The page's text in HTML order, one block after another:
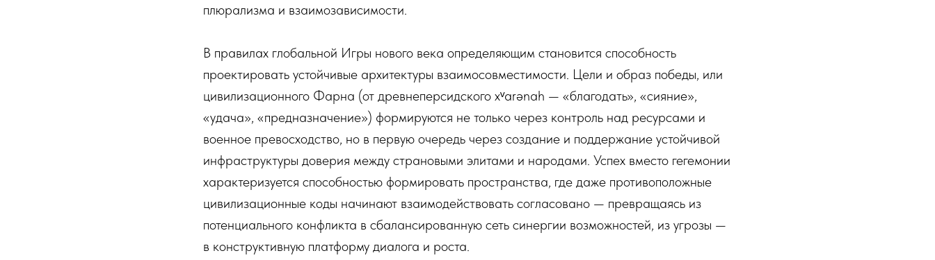
плюрализма и взаимозависимости.
В правилах глобальной Игры нового века определяющим становится способность
проектировать устойчивые архитектуры взаимосовместимости. Цели и образ победы, или
цивилизационного Фарна (от древнеперсидского xᵛarənah — «благодать», «сияние»,
«удача», «предназначение») формируются не только через контроль над ресурсами и
военное превосходство, но в первую очередь через создание и поддержание устойчивой
инфраструктуры доверия между страновыми элитами и народами. Успех вместо гегемонии
характеризуется способностью формировать пространства, где даже противоположные
цивилизационные коды начинают взаимодействовать согласовано — превращаясь из
потенциального конфликта в сбалансированную сеть синергии возможностей, из угрозы —
в конструктивную платформу диалога и роста.